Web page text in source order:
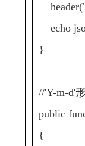
echo
}
//'Y-m-d'
public
{